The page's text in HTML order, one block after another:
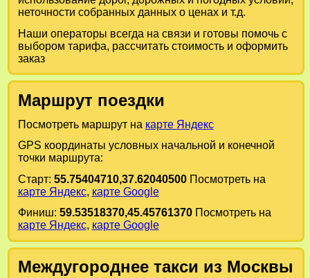
неточности собранных данных о ценах и т.д.
Наши операторы всегда на связи и готовы помочь с
выбором тарифа, рассчитать стоимость и оформить
заказ
Маршрут поездки
Посмотреть маршрут на карте Яндекс
GPS координаты условных начальной и конечной
точки маршрута:
Старт: 55.75404710,37.62040500Посмотреть на
карте Яндекс, карте Google
Финиш: 59.53518370,45.45761370Посмотреть на
карте Яндекс, карте Google
Междугороднее такси из Москвы